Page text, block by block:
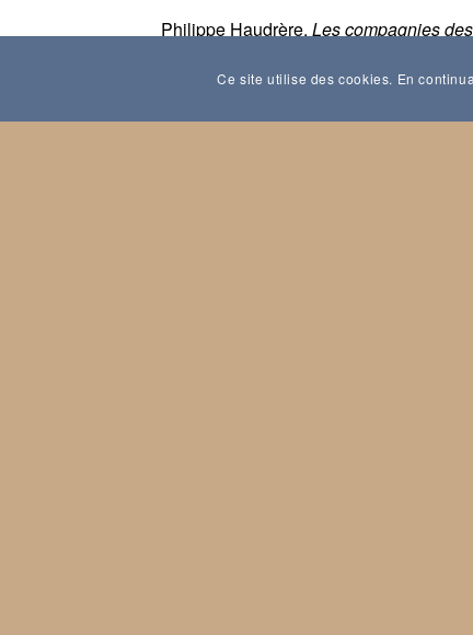
Philippe Haudrère, Les compagnies
Ce site utilise des cookies. En